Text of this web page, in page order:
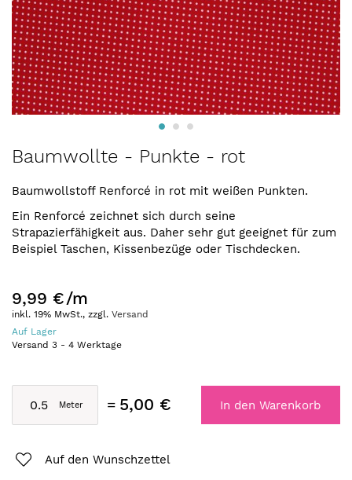
Anfang
Bildergalerie
springen
Baumwollte - Punkte - rot
Baumwollstoff Renforcé in rot mit weißen Punkten.
Ein Renforcé zeichnet sich durch seine
Strapazierfähigkeit aus. Daher sehr gut geeignet für zum
Beispiel Taschen, Kissenbezüge oder Tischdecken.
9,99 €/m
inkl. 19% MwSt., zzgl. Versand
Auf Lager
Versand 3 - 4 Werktage
5,00 € In den Warenkorb
Auf den Wunschzettel